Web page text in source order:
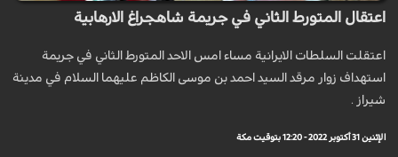
اعتقال المتورط الثاني في جريمة شاهجراغ الارهابية
اعتقلت السلطات الايرانية مساء امس الاحد المتورط الثاني في جريمة
استهداف زوار مرقد السيد احمد بن موسى الكاظم عليهما السلام في مدينة
شيراز .
الإثنين 31 أكتوبر 2022 - 12:20 بتوقيت مكة